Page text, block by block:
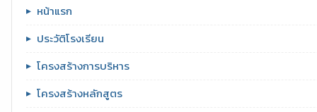
หน้าแรก
ประวัติโรงเรียน
โครงสร้างการบริหาร
โครงสร้างหลักสูตร